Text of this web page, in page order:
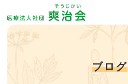
ブログ